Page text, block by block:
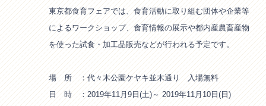
東京都食育フェアでは、食育活動に取り組む団体や企業等
によるワークショップ、食育情報の展示や都内産農畜産物
を使った試食・加工品販売などが行われる予定です。
場 所 ：代々木公園ケヤキ並木通り 入場無料
日 時 ：2019年11月9日(土)～ 2019年11月10日(日)